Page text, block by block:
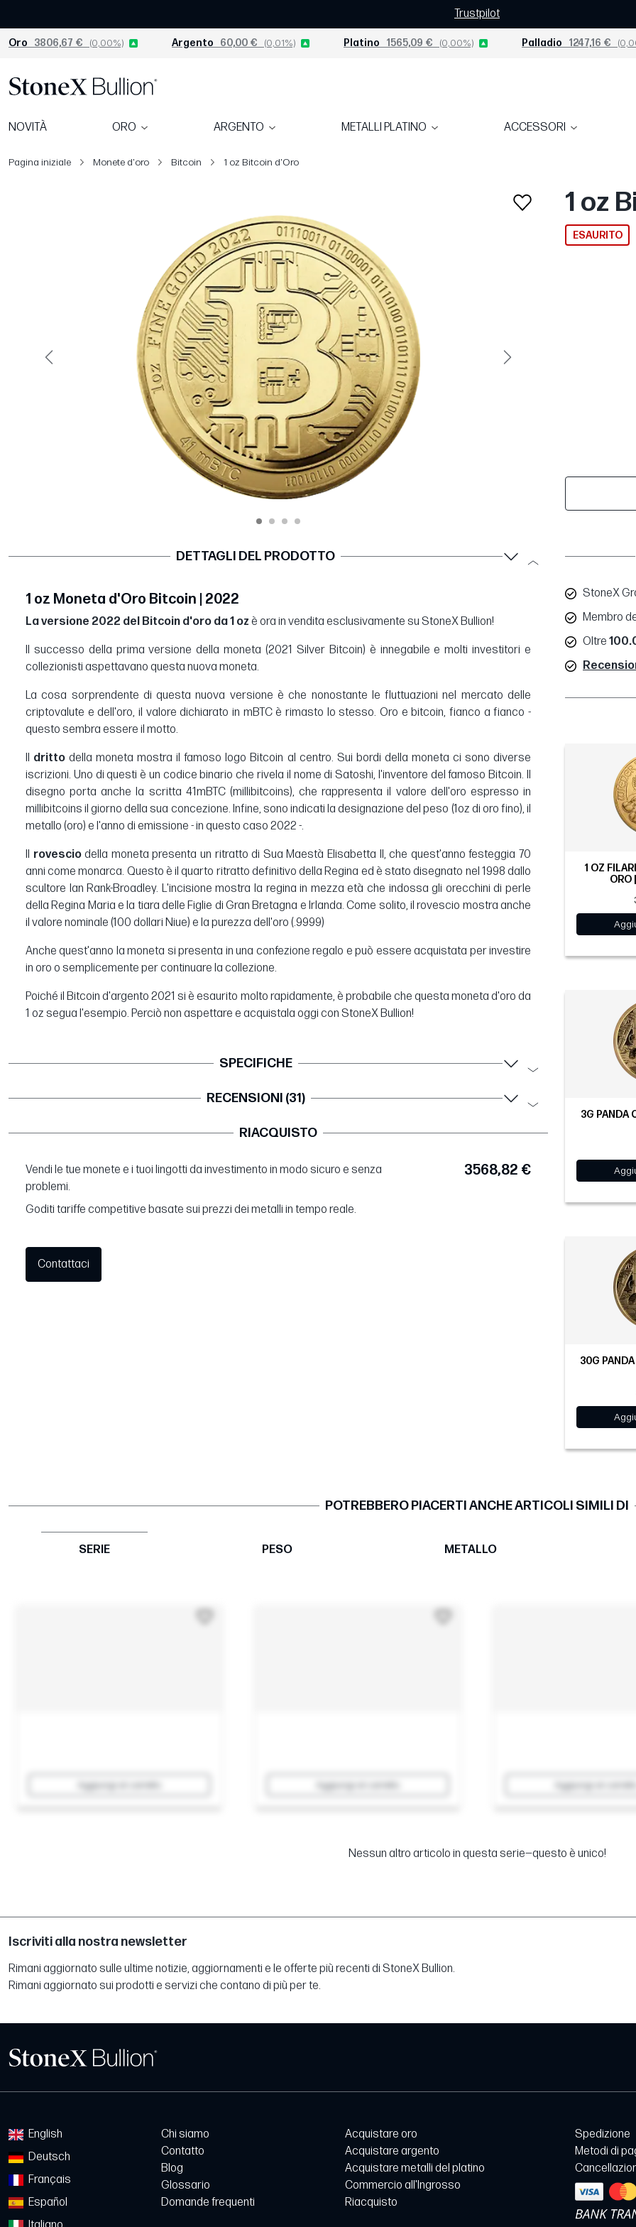
Trustpilot
Oro 3806,67 € (0,00%) Argento 60,00 € (0,01%) Platino 1565,09 € (0,00%) Palladio 1247,16 €
NOVITÀ ORO ARGENTO METALLI PLATINO ACCESSORI
Pagina iniziale Monete d'oro Bitcoin 1 oz Bitcoin d'Oro
Precedente Avanti
1 oz
ESAURITO
DETTAGLI DEL PRODOTTO
1 oz Moneta d'Oro Bitcoin | 2022
La versione 2022 del Bitcoin d'oro da 1 oz è ora in vendita esclusivamente su StoneX Bullion!
Il successo della prima versione della moneta (2021 Silver Bitcoin) è innegabile e molti investitori e
collezionisti aspettavano questa nuova moneta.
La cosa sorprendente di questa nuova versione è che nonostante le fluttuazioni nel mercato delle
criptovalute e dell'oro, il valore dichiarato in mBTC è rimasto lo stesso. Oro e bitcoin, fianco a fianco -
questo sembra essere il motto.
Il drittodella moneta mostra il famoso logo Bitcoin al centro. Sui bordi della moneta ci sono diverse
iscrizioni. Uno di questi è un codice binario che rivela il nome di Satoshi, l'inventore del famoso Bitcoin. Il
disegno porta anche la scritta 41mBTC (millibitcoins), che rappresenta il valore dell'oro espresso in
millibitcoins il giorno della sua concezione. Infine, sono indicati la designazione del peso (1oz di oro fino), il
metallo (oro) e l'anno di emissione - in questo caso 2022 -.
Il rovesciodella moneta presenta un ritratto di Sua Maestà Elisabetta II, che quest'anno festeggia 70
anni come monarca. Questo è il quarto ritratto definitivo della Regina ed è stato disegnato nel 1998 dallo
scultore Ian Rank-Broadley. L'incisione mostra la regina in mezza età che indossa gli orecchini di perle
della Regina Maria e la tiara delle Figlie di Gran Bretagna e Irlanda. Come solito, il rovescio mostra anche
il valore nominale (100 dollari Niue) e la purezza dell'oro (.9999)
Anche quest'anno la moneta si presenta in una confezione regalo e può essere acquistata per investire
in oro o semplicemente per continuare la collezione.
Poiché il Bitcoin d'argento 2021 si è esaurito molto rapidamente, è probabile che questa moneta d'oro da
1 oz segua l'esempio. Perciò non aspettare e acquistala oggi con StoneX Bullion!
SPECIFICHE
RECENSIONI (31)
RIACQUISTO
3568,82 €
Vendi le tue monete e i tuoi lingotti da investimento in modo sicuro e senza
problemi.
Goditi tariffe competitive basate sui prezzi dei metalli in tempo reale.
Contattaci
StoneX
Membro
Oltre
1 OZ
ORO
3G PANDA
30G
POTREBBERO PIACERTI ANCHE ARTICOLI SIMILI DI
SERIE PESO METALLO
Aggiungi al carrello Aggiungi al carrello Aggiungi al
Nessun altro articolo in questa serie—questo è unico!
Iscriviti alla nostra newsletter
Rimani aggiornato sulle ultime notizie, aggiornamenti e le offerte più recenti di StoneX Bullion.
Rimani aggiornato sui prodotti e servizi che contano di più per te.
English
Deutsch
Français
Español
Chi siamo
Contatto
Blog
Glossario
Domande frequenti
Acquistare oro
Acquistare argento
Acquistare metalli del platino
Commercio all'Ingrosso
Riacquisto
Spedizione
Metodi di